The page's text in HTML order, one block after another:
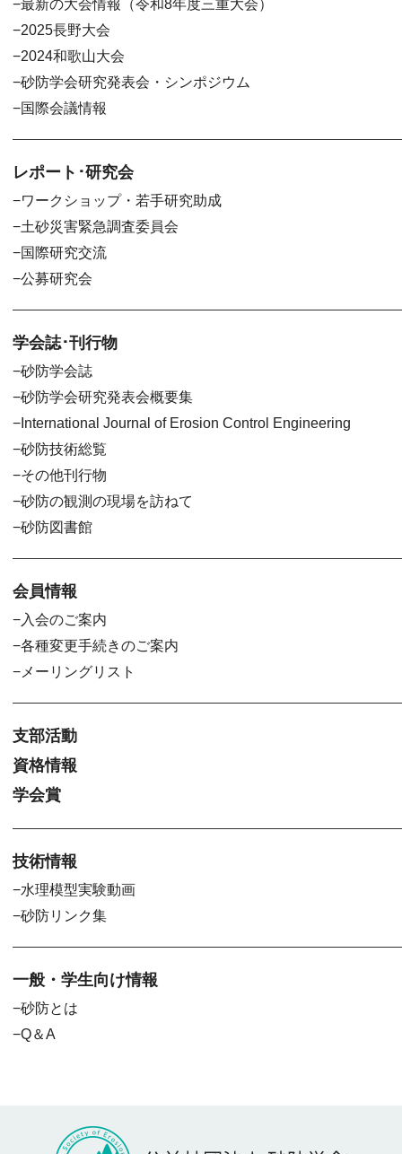
最新の大会情報（令和8年度三重大会）
2025長野大会
2024和歌山大会
砂防学会研究発表会・シンポジウム
国際会議情報
レポート･研究会
ワークショップ・若手研究助成
土砂災害緊急調査委員会
国際研究交流
公募研究会
学会誌･刊行物
砂防学会誌
砂防学会研究発表会概要集
International Journal of Erosion Control Engineering
砂防技術総覧
その他刊行物
砂防の観測の現場を訪ねて
砂防図書館
会員情報
入会のご案内
各種変更手続きのご案内
メーリングリスト
支部活動
資格情報
学会賞
技術情報
水理模型実験動画
砂防リンク集
一般・学生向け情報
砂防とは
Q＆A